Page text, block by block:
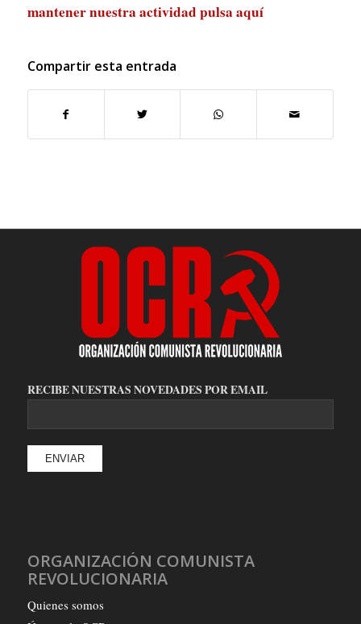
mantener nuestra actividad pulsa aquí
Compartir esta entrada
RECIBE NUESTRAS NOVEDADES POR EMAIL
ORGANIZACIÓN COMUNISTA
REVOLUCIONARIA
Quienes somos